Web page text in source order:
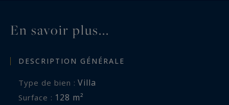
En savoir plus...
DESCRIPTION GÉNÉRALE
Type de bien : Villa
Surface : 128 m²